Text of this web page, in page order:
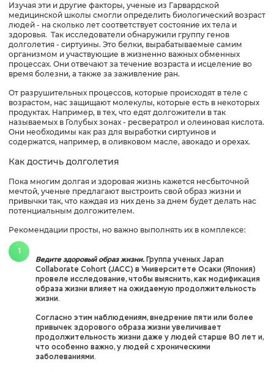
Изучая эти и другие факторы, ученые из Гарвардской
медицинской школы смогли определить биологический возраст
людей - на сколько лет соответствует состояние их тела и
здоровья. Так исследователи обнаружили группу генов
долголетия - сиртуины. Это белки, вырабатываемые самим
организмом и участвующие в жизненно важных обменных
процессах. Они отвечают за течение возраста и исцеление во
время болезни, а также за заживление ран.
От разрушительных процессов, которые происходят в теле с
возрастом, нас защищают молекулы, которые есть в некоторых
продуктах. Например, в тех, что едят долгожители в так
называемых в Голубых зонах - ресвератрол и олеиновая кислота.
Они необходимы как раз для выработки сиртуинов и
содержатся, например, в оливковом масле, авокадо и орехах.
Как достичь долголетия
Пока многим долгая и здоровая жизнь кажется несбыточной
мечтой, ученые предлагают выстроить свой образ жизни и
привычки так, что каждая из них день за днем будет делать нас
потенциальным долгожителем.
Рекомендации просты, но важно выполнять их в комплексе:
Ведите здоровый образ жизни. Группа ученых Japan
Collaborate Cohort (JACC) в Университете Осаки (Япония)
провеле исследование, чтобы выяснить, как модификация
образа жизни влияет на ожидаемую продолжительность
жизни.
Согласно этим наблюдениям, внедрение пяти или более
привычек здорового образа жизни увеличивает
продолжительность жизни даже у людей старше 80 лет и,
что особенно важно, у людей с хроническими
заболеваниями.